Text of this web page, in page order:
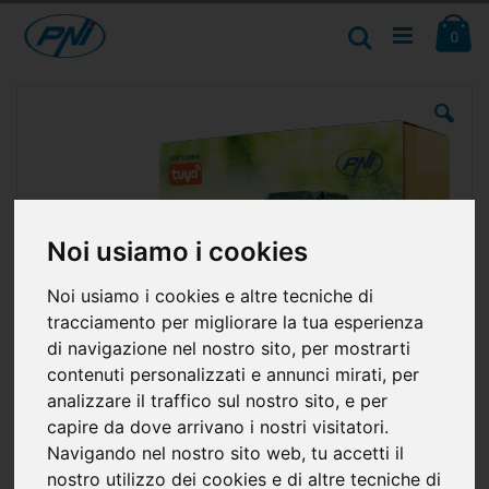
Noi usiamo i cookies
Noi usiamo i cookies e altre tecniche di
tracciamento per migliorare la tua esperienza
di navigazione nel nostro sito, per mostrarti
contenuti personalizzati e annunci mirati, per
analizzare il traffico sul nostro sito, e per
capire da dove arrivano i nostri visitatori.
Navigando nel nostro sito web, tu accetti il
nostro utilizzo dei cookies e di altre tecniche di
Salta
al
contenuto
0
Cerca